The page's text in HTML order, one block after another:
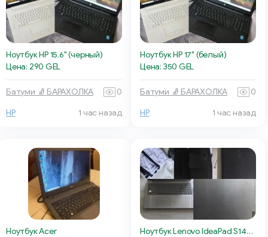
Ноутбук HP 15.6" (черный)
Цена: 290 GEL
Батуми 🧦 БАРАХОЛКА 0
HP 1 час назад
Ноутбук HP 17" (белый)
Цена: 350 GEL
Батуми 🧦 БАРАХОЛКА 0
HP 1 час назад
Ноутбук Acer
Ноутбук Lenovo IdeaPad S145-15IIL